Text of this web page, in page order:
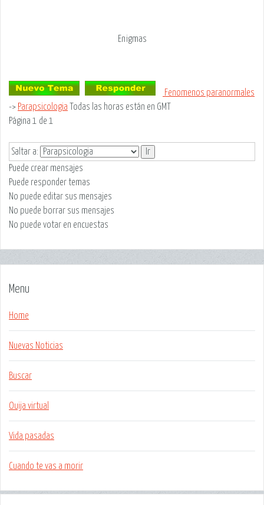
Enigmas
Fenomenos paranormales
-> Parapsicologia
Todas las horas están en GMT
Página 1 de 1
Saltar a:
Puede crear mensajes
Puede responder temas
No puede editar sus mensajes
No puede borrar sus mensajes
No puede votar en encuestas
Menu
Home
Nuevas Noticias
Buscar
Ouija virtual
Vida pasadas
Cuando te vas a morir